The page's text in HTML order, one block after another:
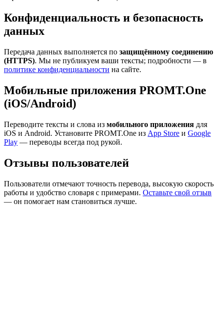
Конфиденциальность и безопасность
данных
Передача данных выполняется по защищённому соединению
(HTTPS). Мы не публикуем ваши тексты; подробности — в
политике конфиденциальности на сайте.
Мобильные приложения PROMT.One
(iOS/Android)
Переводите тексты и слова из мобильного приложения для
iOS и Android. Установите PROMT.One из App Store и Google
Play — переводы всегда под рукой.
Отзывы пользователей
Пользователи отмечают точность перевода, высокую скорость
работы и удобство словаря с примерами. Оставьте свой отзыв
— он помогает нам становиться лучше.